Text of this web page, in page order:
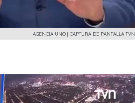
AGENCIA UNO | CAPTURA DE PANTALLA TVN